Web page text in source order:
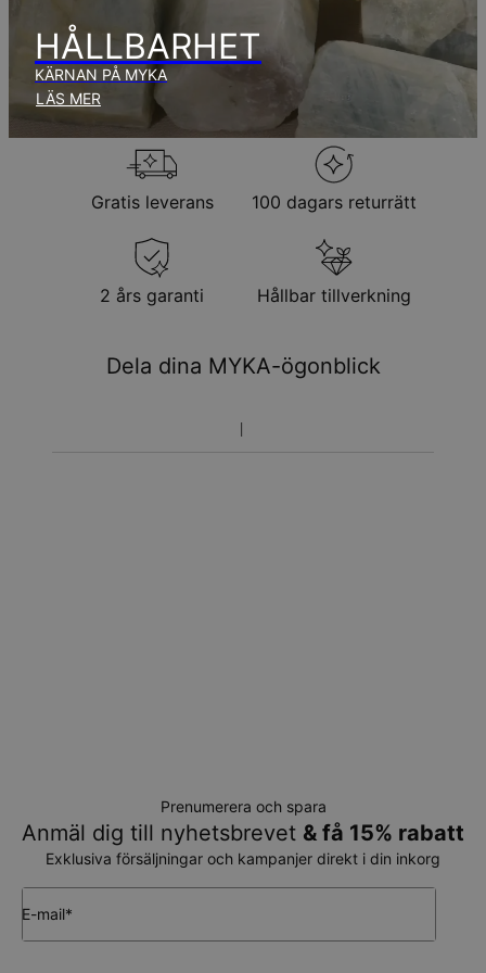
Observera att den tid som nämnts ovan innefattar
produktionstid.
Returpolicy
Observera att personliga smycken är unika och endast kan
returneras för utbyte eller butikskredit
HÅLLBARHET
KÄRNAN PÅ MYKA
LÄS MER
Gratis leverans 100 dagars returrätt
2 års garanti Hållbar tillverkning
Dela dina MYKA-ögonblick
Prenumerera och spara
Anmäl dig till nyhetsbrevet & få 15% rabatt
Exklusiva försäljningar och kampanjer direkt i din inkorg
E-mail*